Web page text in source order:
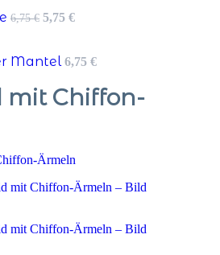
6,75€ Ursprünglicher
6,75 €
5,75 €Aktueller
5,75 €.
Mantel6,75 €
mit Chiffon-